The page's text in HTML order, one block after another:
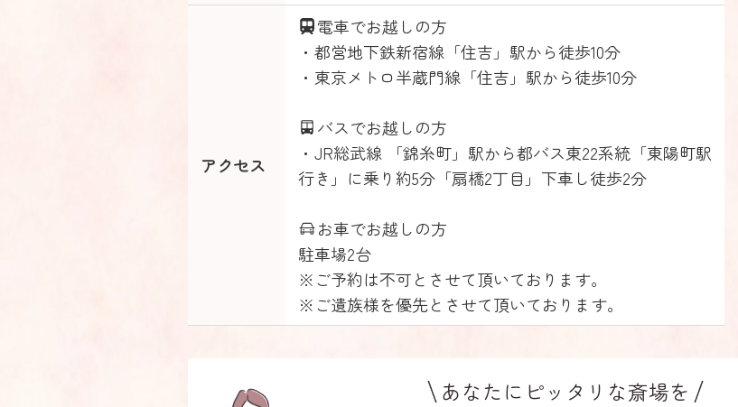
アクセス
電車でお越しの方
・都営地下鉄新宿線「住吉」駅から徒歩10分
・東京メトロ半蔵門線「住吉」駅から徒歩10分
バスでお越しの方
・JR総武線 「錦糸町」駅から都バス東22系統「東陽町駅
行き」に乗り約5分「扇橋2丁目」下車し徒歩2分
お車でお越しの方
駐車場2台
※ご予約は不可とさせて頂いております。
※ご遺族様を優先とさせて頂いております。
あなたにピッタリな斎場を